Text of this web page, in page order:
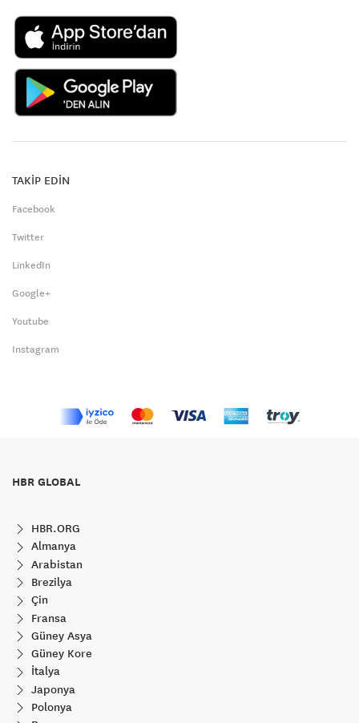
TAKİP EDİN
Facebook
Twitter
LinkedIn
Google+
Youtube
Instagram
HBR GLOBAL
HBR.ORG
Almanya
Arabistan
Brezilya
Çin
Fransa
Güney Asya
Güney Kore
İtalya
Japonya
Polonya